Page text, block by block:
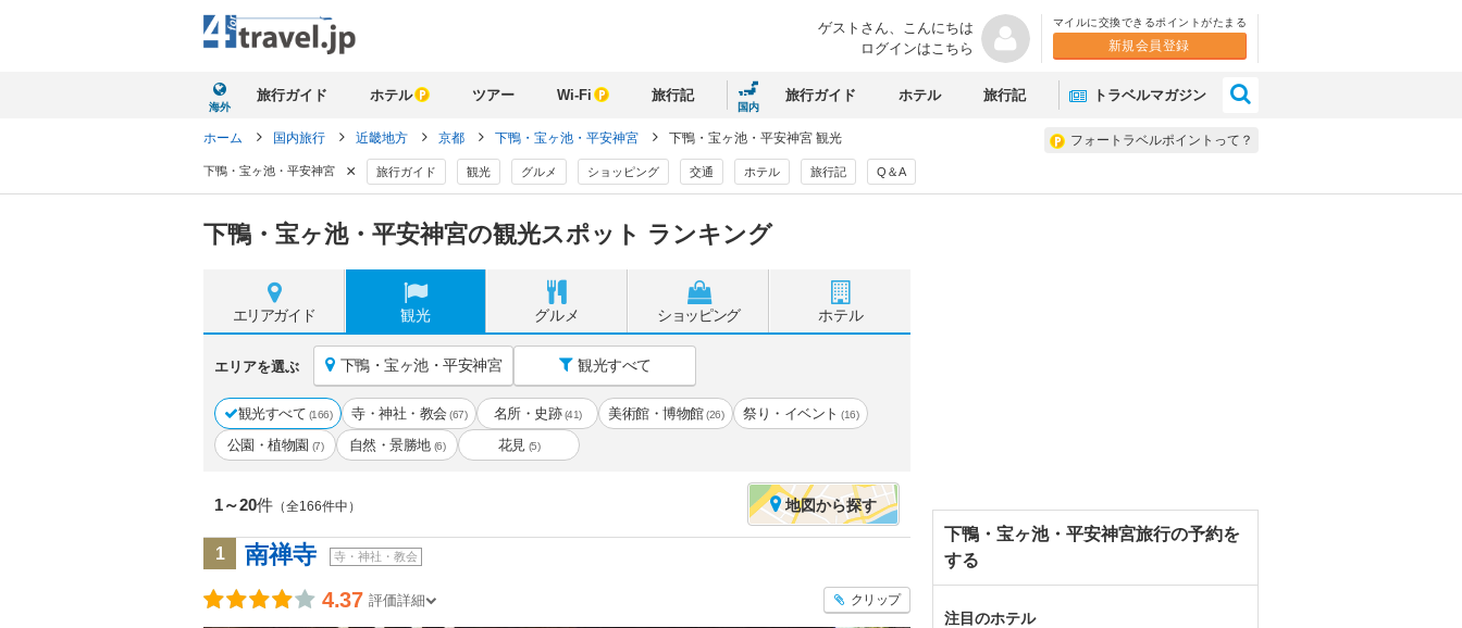
ゲストさん、 こんにちは
ログインはこちら
マイルに交換できるポイントがたまる
新規会員登録
海外
旅行ガイド ホテル ツアー Wi-Fi 旅行記
国内
旅行ガイド ホテル 旅行記 トラベルマガジン
フォートラベルポイントって？
ホーム 国内旅行 近畿地方 京都 下鴨・宝ヶ池・平安神宮 下鴨・宝ヶ池・平安神宮 観光
下鴨・宝ヶ池・平安神宮 × 旅行ガイド 観光 グルメ ショッピング 交通 ホテル 旅行記 Q＆A
下鴨・宝ヶ池・平安神宮の観光スポット ランキング
エリアガイド 観光 グルメ ショッピング ホテル
エリアを選ぶ 下鴨・宝ヶ池・平安神宮 観光すべて
観光すべて (166) 寺・神社・教会 (67) 名所・史跡 (41) 美術館・博物館 (26) 祭り・イベント (16)
公園・植物園 (7) 自然・景勝地 (6) 花見 (5)
1～20件 （全166件中） 地図から探す
1 南禅寺 寺・神社・教会
4.37 評価詳細 クリップ
下鴨・宝ヶ池・平安神宮旅行の予約を
する
注目のホテル